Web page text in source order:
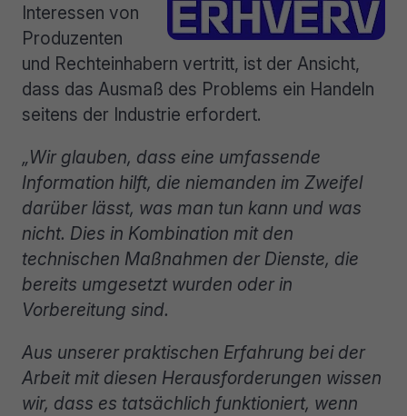
Interessen von
Produzenten
und Rechteinhabern vertritt, ist der Ansicht,
dass das Ausmaß des Problems ein Handeln
seitens der Industrie erfordert.
„Wir glauben, dass eine umfassende
Information hilft, die niemanden im Zweifel
darüber lässt, was man tun kann und was
nicht. Dies in Kombination mit den
technischen Maßnahmen der Dienste, die
bereits umgesetzt wurden oder in
Vorbereitung sind.
Aus unserer praktischen Erfahrung bei der
Arbeit mit diesen Herausforderungen wissen
wir, dass es tatsächlich funktioniert, wenn